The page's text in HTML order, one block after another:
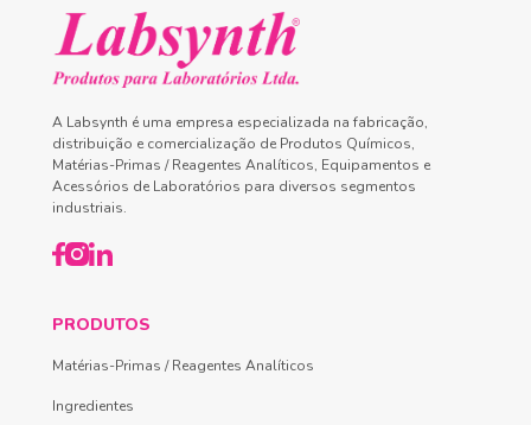
A Labsynth é uma empresa especializada na fabricação,
distribuição e comercialização de Produtos Químicos,
Matérias-Primas / Reagentes Analíticos, Equipamentos e
Acessórios de Laboratórios para diversos segmentos
industriais.
PRODUTOS
Matérias-Primas / Reagentes Analíticos
Ingredientes